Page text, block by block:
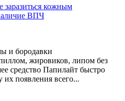
заразиться кожным
ВПЧ
и бородавки
жировиков, липом без
средство Папилайт быстро
появления всего...